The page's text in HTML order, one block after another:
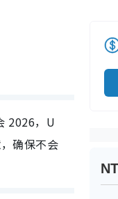
2026，U
确保不会